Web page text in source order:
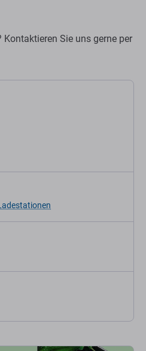
Kontaktieren Sie uns gerne per